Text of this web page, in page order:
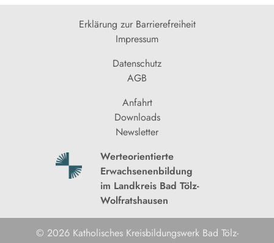
Erklärung zur Barrierefreiheit
Impressum
Datenschutz
AGB
Anfahrt
Downloads
Newsletter
Werteorientierte
Erwachsenenbildung
im Landkreis Bad Tölz-
Wolfratshausen
© 2026 Katholisches Kreisbildungswerk Bad Tölz-